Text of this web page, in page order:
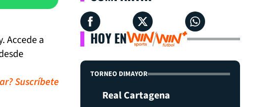
Accede a
Suscríbete
HOY EN
TORNEO DIMAYOR
Real Cartagena